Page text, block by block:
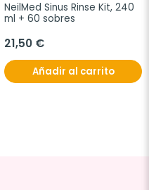
NeilMed Sinus Rinse Kit, 240
ml + 60 sobres
21,50 €
Añadir al carrito